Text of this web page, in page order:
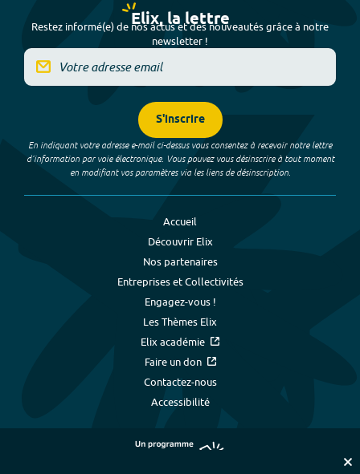
Elix, la lettre
Restez informé(e) de nos actus et des nouveautés grâce à notre
newsletter !
S'inscrire
En indiquant votre adresse e-mail ci-dessus vous consentez à recevoir notre lettre
d’information par voie électronique. Vous pouvez vous désinscrire à tout moment
en modifiant vos paramètres via les liens de désinscription.
Accueil
Découvrir Elix
Nos partenaires
Entreprises et Collectivités
Engagez-vous !
Les Thèmes Elix
Elix académie
Faire un don
Contactez-nous
Accessibilité